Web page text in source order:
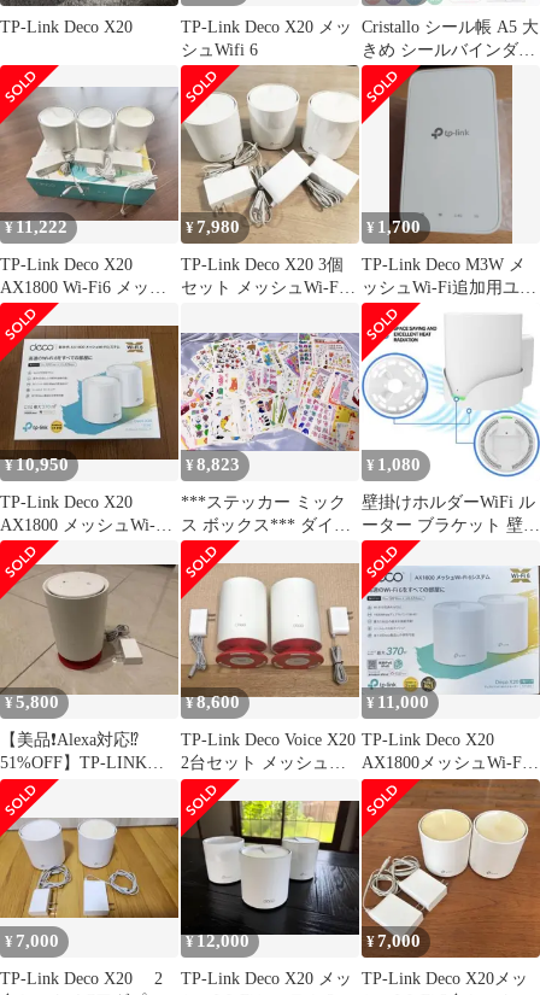
TP-Link Deco X20
TP-Link Deco X20 メッ
シュWifi 6
Cristallo シール帳 A5 大
きめ シールバインダー
子供 大人 リフィル20枚
PP板5枚 ジッパーケー
ス2枚 ラッピング済 シ
ール集め シール交換 小
学生 中学生 ゆめかわ
パステル (ミントブル
ー)
¥11,222
TP-Link Deco X20
AX1800 Wi-Fi6 メッシ
ュ 箱あり
¥7,980
TP-Link Deco X20 3個
セット メッシュWi-Fi
¥ 1,700
TP-Link Deco M3W メ
ッシュWi-Fi追加用ユニ
ット（単品）
¥10,950
TP-Link Deco X20
AX1800 メッシュWi-Fi
2台セット
¥8,823
***ステッカー ミック
ス ボックス*** ダイア
リーデコ INミックス
携帯デコ
¥ 1,080
壁掛けホルダーWiFi ル
ーター ブラケット 壁掛
け ホルダー 収納
¥5,800
【美品❗️Alexa対応⁉️
51%OFF】TP-LINK
Voice X20
¥8,600
TP-Link Deco Voice X20
2台セット メッシュ
WiFiルータ
¥ 11,000
TP-Link Deco X20
AX1800メッシュWi-Fi
ルーター
¥ 7,000
TP-Link Deco X20 2
¥12,000
TP-Link Deco X20 メッ
¥7,000
TP-Link Deco X20メッ